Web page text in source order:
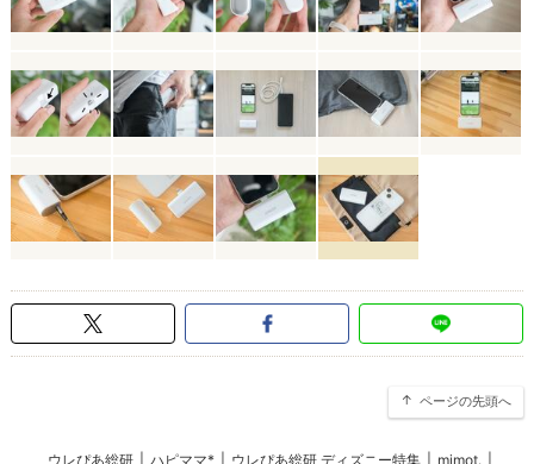
ページの先頭へ
ウレぴあ総研 ハピママ* ウレぴあ総研 ディズニー特集 mimot.